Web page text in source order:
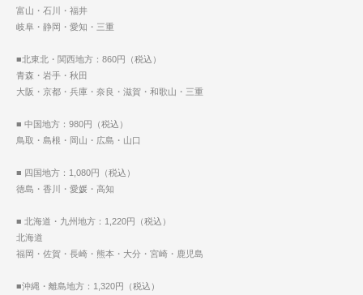
富山・石川・福井
岐阜・静岡・愛知・三重
■北東北・関西地方：860円（税込）
青森・岩手・秋田
大阪・京都・兵庫・奈良・滋賀・和歌山・三重
■ 中国地方：980円（税込）
鳥取・島根・岡山・広島・山口
■ 四国地方：1,080円（税込）
徳島・香川・愛媛・高知
■ 北海道・九州地方：1,220円（税込）
北海道
福岡・佐賀・長崎・熊本・大分・宮崎・鹿児島
■沖縄・離島地方：1,320円（税込）